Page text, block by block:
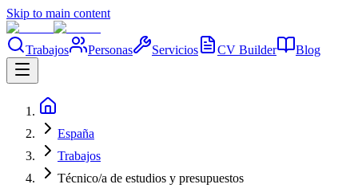
Skip to main content
Trabajos Personas Servicios CV Builder Blog
España
Trabajos
Técnico/a de estudios y presupuestos